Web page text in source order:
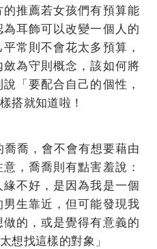
推薦若女孩們有預算能
耳飾可以改變一個人的
常則不會花太多預算，
為守則概念，該如何將
「要配合自己的個性，
搭就知道啦！
喬，會不會有想要藉由
，喬喬則有點害羞說：
緣不好，是因為我是一個
生靠近，但可能發現我
的，或是覺得有意義的
想找這樣的對象」